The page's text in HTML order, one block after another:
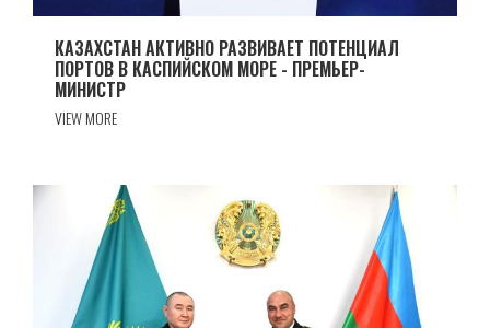
КАЗАХСТАН АКТИВНО РАЗВИВАЕТ ПОТЕНЦИАЛ
ПОРТОВ В КАСПИЙСКОМ МОРЕ - ПРЕМЬЕР-
МИНИСТР
VIEW MORE